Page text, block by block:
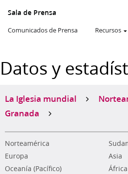
Sala de Prensa
Comunicados de Prensa Recursos
Datos y
La Iglesia mundial
Granada
Norteamérica
Europa
Asia
Oceanía (Pacífico)
África